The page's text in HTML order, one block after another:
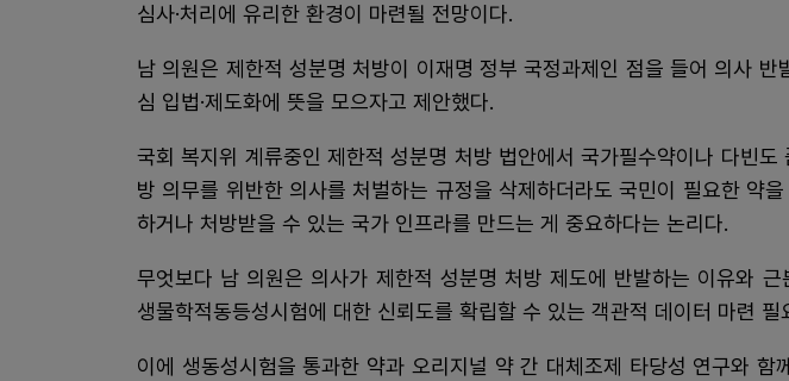
심사·처리에 유리한 환경이 마련될 전망이다.
남 의원은 제한적 성분명 처방이 이재명 정부 국정과제인 점을 들어 의사 반
심 입법·제도화에 뜻을 모으자고 제안했다.
국회 복지위 계류중인 제한적 성분명 처방 법안에서 국가필수약이나 다빈도
방 의무를 위반한 의사를 처벌하는 규정을 삭제하더라도 국민이 필요한 약
하거나 처방받을 수 있는 국가 인프라를 만드는 게 중요하다는 논리다.
무엇보다 남 의원은 의사가 제한적 성분명 처방 제도에 반발하는 이유와 근
생물학적동등성시험에 대한 신뢰도를 확립할 수 있는 객관적 데이터 마련 필
이에 생동성시험을 통과한 약과 오리지널 약 간 대체조제 타당성 연구와 함